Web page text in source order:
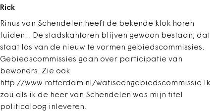
Rick
Rinus van Schendelen heeft de bekende klok horen
luiden... De stadskantoren blijven gewoon bestaan, dat
staat los van de nieuw te vormen gebiedscommissies.
Gebiedscommissies gaan over participatie van
bewoners. Zie ook
http://www.rotterdam.nl/watiseengebiedscommissie Ik
zou als ik de heer van Schendelen was mijn titel
politicoloog inleveren.